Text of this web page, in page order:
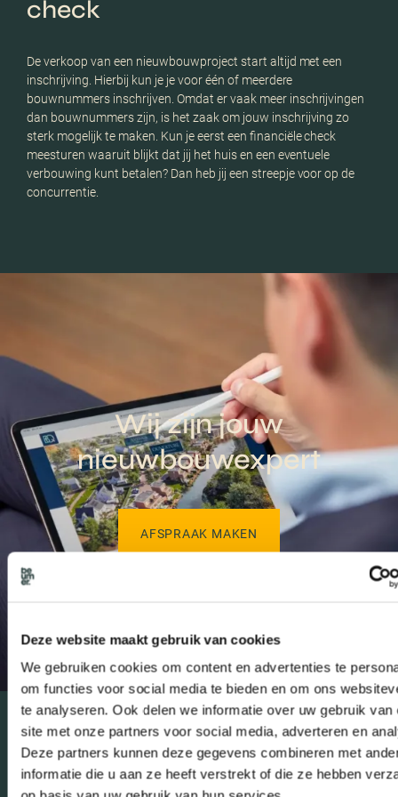
Deze website maakt gebruik van cookies
We gebruiken cookies om content en advertenties te
om functies voor social media te bieden en om ons
te analyseren. Ook delen we informatie over uw gebruik van
site met onze partners voor social media, adverteren en
Deze partners kunnen deze gegevens combineren met
informatie die u aan ze heeft verstrekt of die ze hebben
check
De verkoop van een nieuwbouwproject start altijd met een
inschrijving. Hierbij kun je je voor één of meerdere
bouwnummers inschrijven. Omdat er vaak meer inschrijvingen
dan bouwnummers zijn, is het zaak om jouw inschrijving zo
sterk mogelijk te maken. Kun je eerst een financiële check
meesturen waaruit blijkt dat jij het huis en een eventuele
verbouwing kunt betalen? Dan heb jij een streepje voor op de
concurrentie.
Wij zijn jouw
nieuwbouwexpert
AFSPRAAK MAKEN
Nieuwbouw aanbod